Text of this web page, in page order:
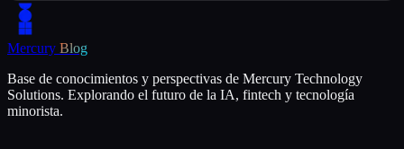
Mercury Blog
Base de conocimientos y perspectivas de Mercury Technology
Solutions. Explorando el futuro de la IA, fintech y tecnología
minorista.